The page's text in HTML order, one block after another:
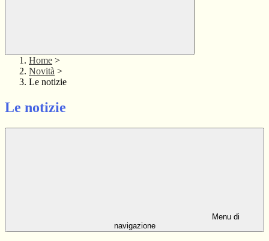
Home >
Novità >
Le notizie
Le notizie
Menu di
navigazione